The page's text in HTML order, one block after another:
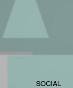
​SOCIAL